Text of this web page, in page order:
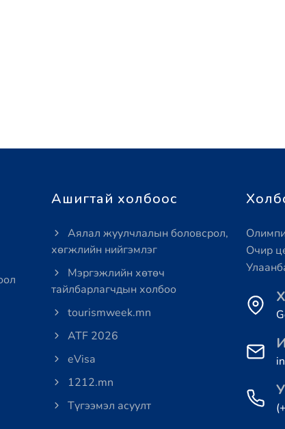
Ашигтай холбоос
Аялал жуулчлалын боловсрол,
хөгжлийн нийгэмлэг
Мэргэжлийн хөтөч
тайлбарлагчдын холбоо
tourismweek.mn
ATF 2026
eVisa
1212.mn
Түгээмэл асуулт
Очир